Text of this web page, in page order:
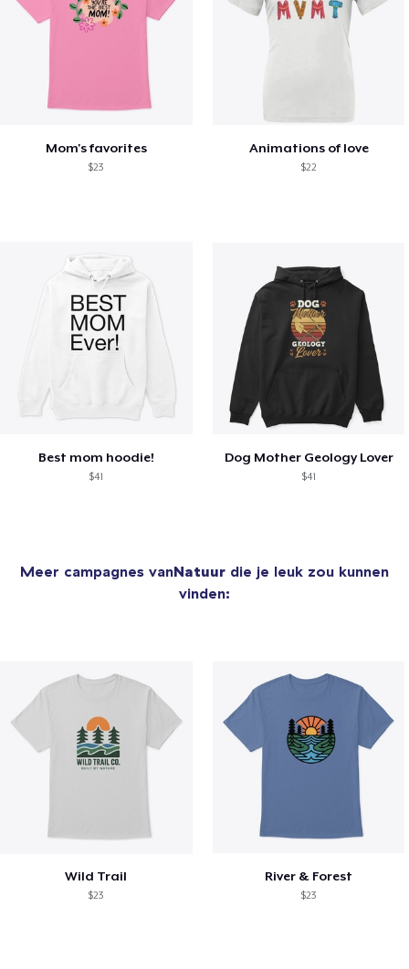
Mom's favorites
$23
Animations of love
$22
Best mom hoodie!
$41
Dog Mother Geology Lover
$41
Meer campagnes vanNatuur die je leuk zou kunnen
vinden:
Wild Trail
$23
River & Forest
$23